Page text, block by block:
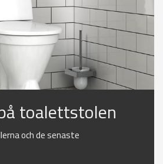
toalettstolen
och de senaste